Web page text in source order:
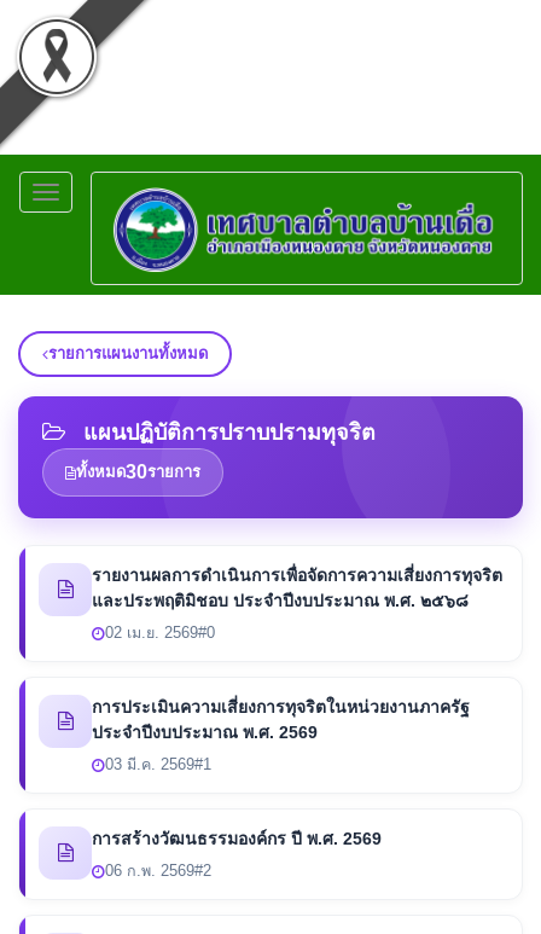
Toggle
navigation
รายการแผนงานทั้งหมด
แผนปฏิบัติการปราบปรามทุจริต
ทั้งหมด30รายการ
รายงานผลการดำเนินการเพื่อจัดการความเสี่ยงการทุจริต
และประพฤติมิชอบ ประจำปีงบประมาณ พ.ศ. ๒๕๖๘
02 เม.ย. 2569#0
การประเมินความเสี่ยงการทุจริตในหน่วยงานภาครัฐ
ประจำปีงบประมาณ พ.ศ. 2569
03 มี.ค. 2569#1
การสร้างวัฒนธรรมองค์กร ปี พ.ศ. 2569
06 ก.พ. 2569#2